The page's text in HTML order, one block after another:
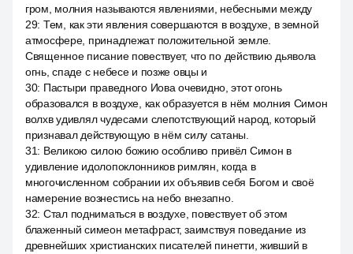
гром, молния называются явлениями, небесными между
29: Тем, как эти явления совершаются в воздухе, в земной
атмосфере, принадлежат положительной земле.
Священное писание повествует, что по действию дьявола
огнь, спаде с небесе и позже овцы и
30: Пастыри праведного Иова очевидно, этот огонь
образовался в воздухе, как образуется в нём молния Симон
волхв удивлял чудесами слепотствующий народ, который
признавал действующую в нём силу сатаны.
31: Великою силою божию особливо привёл Симон в
удивление идолопоклонников римлян, когда в
многочисленном собрании их объявив себя Богом и своё
намерение вознестись на небо внезапно.
32: Стал подниматься в воздухе, повествует об этом
блаженный симеон метафраст, заимствуя поведание из
древнейших христианских писателей пинетти, живший в